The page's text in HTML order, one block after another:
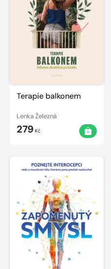
Terapie balkonem
Lenka Železná
279 Kč